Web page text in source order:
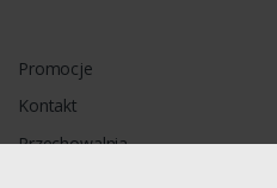
Promocje
Kontakt
Przechowalnia